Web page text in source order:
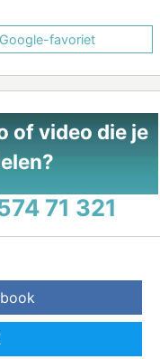
favoriet
of video die je
71 321